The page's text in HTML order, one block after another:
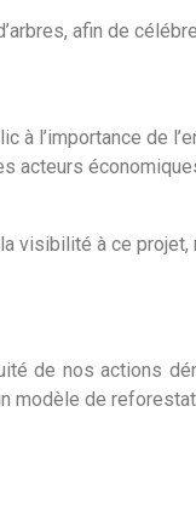
afin de
l’importance de
acteurs
visibilité à ce
de nos actions
modèle de